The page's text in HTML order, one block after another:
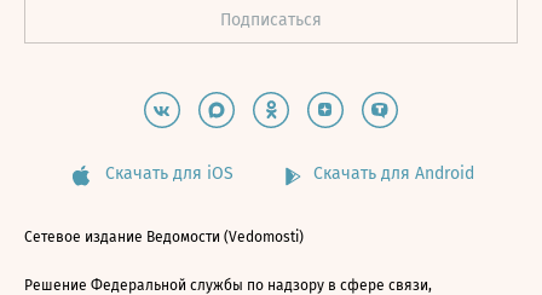
Скачать для iOS Скачать для Android
Сетевое издание Ведомости (Vedomosti)
Решение Федеральной службы по надзору в сфере связи,